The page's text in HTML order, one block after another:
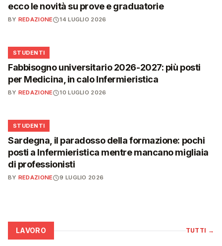
ecco le novità su prove e graduatorie
BY REDAZIONE 14 LUGLIO 2026
🎓
STUDENTI
Fabbisogno universitario 2026-2027: più posti
per Medicina, in calo Infermieristica
BY REDAZIONE 10 LUGLIO 2026
🎓
STUDENTI
Sardegna, il paradosso della formazione: pochi
posti a Infermieristica mentre mancano migliaia
di professionisti
BY REDAZIONE 9 LUGLIO 2026
LAVORO TUTTI →